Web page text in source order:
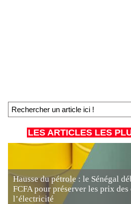
LES ARTICLES LES
Hausse du pétrole : le Sénégal
FCFA pour préserver les prix des
l’électricité